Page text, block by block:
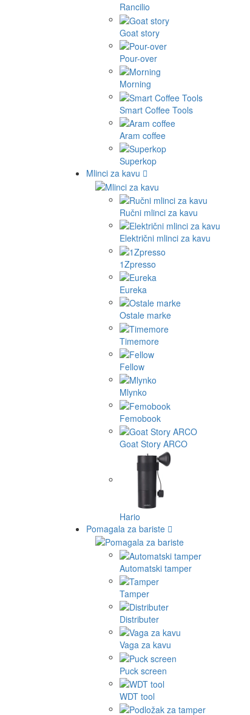
Rancilio
Goat story
Pour-over
Morning
Smart Coffee Tools
Aram coffee
Superkop
Mlinci za kavu
Ručni mlinci za kavu
Električni mlinci za kavu
1Zpresso
Eureka
Ostale marke
Timemore
Fellow
Mlynko
Femobook
Goat Story ARCO
Hario
Pomagala za bariste
Automatski tamper
Tamper
Distributer
Vaga za kavu
Puck screen
WDT tool